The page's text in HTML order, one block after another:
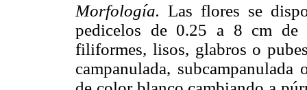
Morfología. Las flores se
pedicelos de 0.25 a 8 cm
filiformes, lisos, glabros o
campanulada,